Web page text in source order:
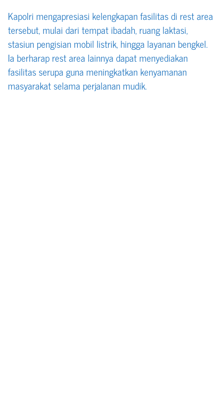
Kapolri mengapresiasi kelengkapan fasilitas di rest area
tersebut, mulai dari tempat ibadah, ruang laktasi,
stasiun pengisian mobil listrik, hingga layanan bengkel.
Ia berharap rest area lainnya dapat menyediakan
fasilitas serupa guna meningkatkan kenyamanan
masyarakat selama perjalanan mudik.